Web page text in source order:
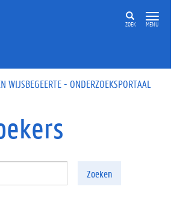
gaan
ZOEK MENU
WIJSBEGEERTE - ONDERZOEKSPORTAAL
Zoeken